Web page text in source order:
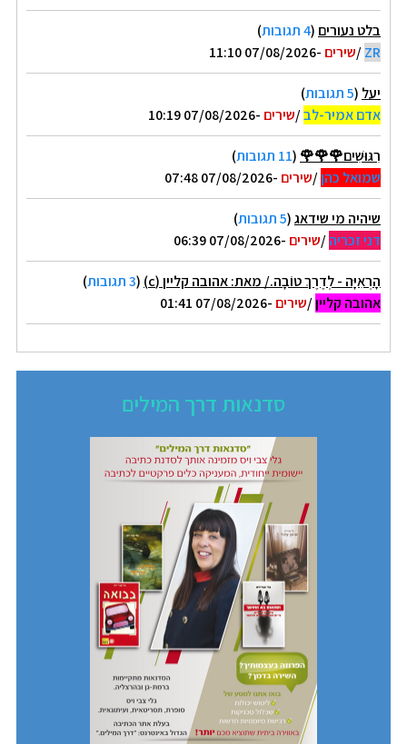
בלט נעורים (4 תגובות
)
ZR
/שירים -07/08/2026 11:10
יעל (5 תגובות
)
אדם אמיר-לב/שירים -07/08/2026 10:19
רִגּוּשִׁים🌹🌹🌹 (11 תגובות
)
שמואל כהן/שירים -07/08/2026 07:48
שיהיה מי שידאג(5 תגובות
)
דני זכריה/שירים -07/08/2026 06:39
הָרְאִיָּה - לְדֶרֶךְ טוֹבָה./ מאת: אהובה קליין (c) (3 תגובות
)
אהובה קליין/שירים -07/08/2026 01:41
סדנאות דרך המילים